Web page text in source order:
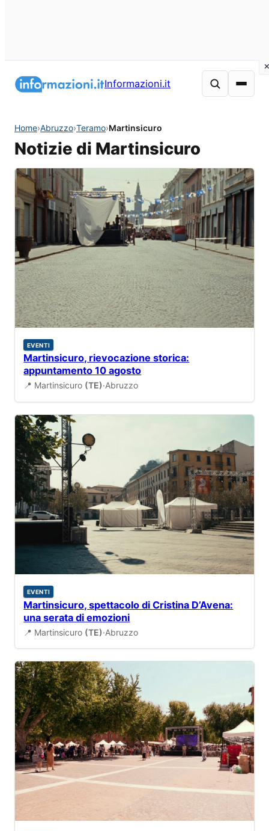
Informazioni.it
Home›Abruzzo›Teramo›Martinsicuro
Notizie di Martinsicuro
EVENTI
Martinsicuro, rievocazione storica:
appuntamento 10 agosto
📍 Martinsicuro (TE)·Abruzzo
EVENTI
Martinsicuro, spettacolo di Cristina D’Avena:
una serata di emozioni
📍 Martinsicuro (TE)·Abruzzo